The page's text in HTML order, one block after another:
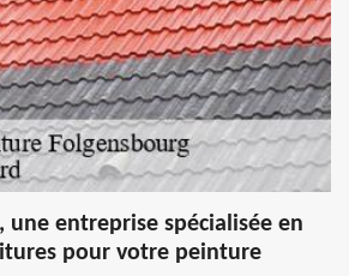
une entreprise spécialisée en
pour votre peinture